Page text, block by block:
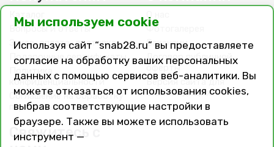
Каталог
Вопросы и ответы
Заказ, оплата, доставка
Подарочные сертификаты
конфиденциальности
Соглашение на обработку
персональных данных
О нас
Фотогалерея
Вакансии
Договор публичной
оферты
Версия сайта для
слабовидящих
Свяжитесь с
Мы используем cookie
Используя сайт “snab28.ru” вы предоставляете
согласие на обработку ваших персональных
данных с помощью сервисов веб-аналитики. Вы
можете отказаться от использования cookies,
выбрав соответствующие настройки в
браузере. Также вы можете использовать
инструмент —